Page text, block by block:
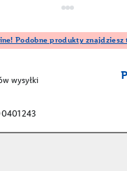
Podobne produkty znajdziesz
wysyłki